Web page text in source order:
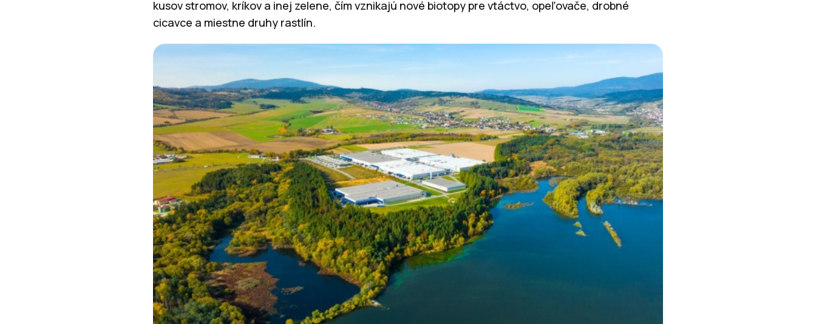
kusov stromov, kríkov a inej zelene, čím vznikajú nové biotopy pre vtáctvo, opeľovače, drobné
cicavce a miestne druhy rastlín.